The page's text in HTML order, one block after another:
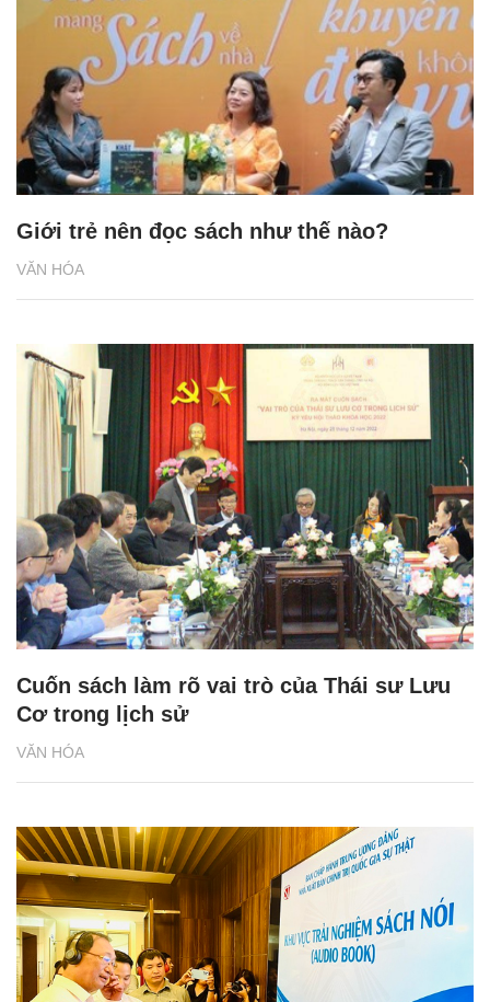
VĂN HÓA
Giới trẻ nên đọc sách như thế nào?
VĂN HÓA
Cuốn sách làm rõ vai trò của Thái sư Lưu
Cơ trong lịch sử